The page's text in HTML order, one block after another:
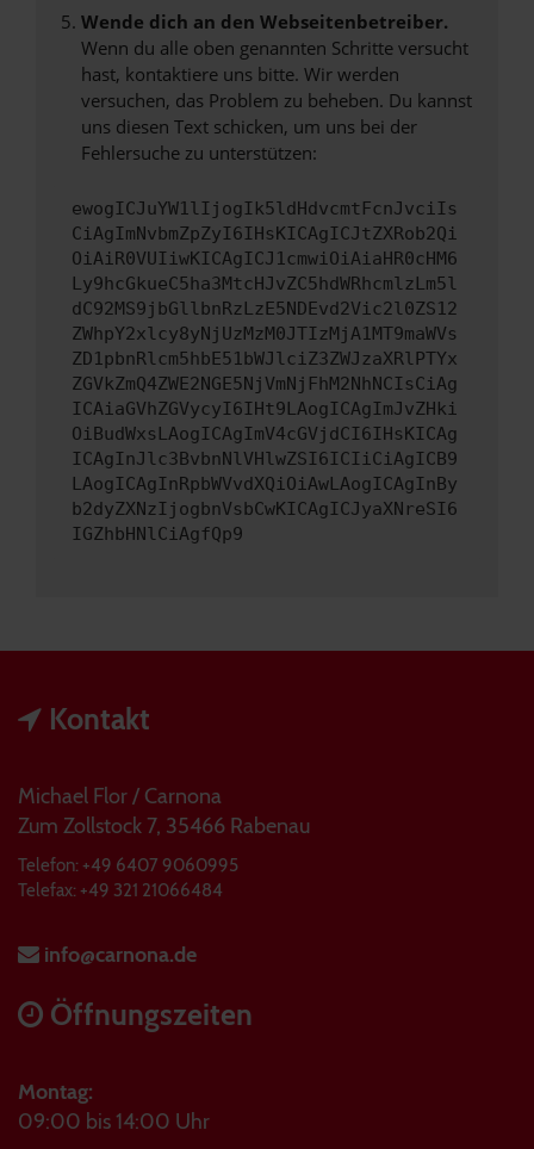
Wende dich an den Webseitenbetreiber.
Wenn du alle oben genannten Schritte versucht
hast, kontaktiere uns bitte. Wir werden
versuchen, das Problem zu beheben. Du kannst
uns diesen Text schicken, um uns bei der
Fehlersuche zu unterstützen:
ewogICJuYW1lIjogIk5ldHdvcmtFcnJvciIs
CiAgImNvbmZpZyI6IHsKICAgICJtZXRob2Qi
OiAiR0VUIiwKICAgICJ1cmwiOiAiaHR0cHM6
Ly9hcGkueC5ha3MtcHJvZC5hdWRhcmlzLm5l
dC92MS9jbGllbnRzLzE5NDEvd2Vic2l0ZS12
ZWhpY2xlcy8yNjUzMzM0JTIzMjA1MT9maWVs
ZD1pbnRlcm5hbE51bWJlciZ3ZWJzaXRlPTYx
ZGVkZmQ4ZWE2NGE5NjVmNjFhM2NhNCIsCiAg
ICAiaGVhZGVycyI6IHt9LAogICAgImJvZHki
OiBudWxsLAogICAgImV4cGVjdCI6IHsKICAg
ICAgInJlc3BvbnNlVHlwZSI6ICIiCiAgICB9
LAogICAgInRpbWVvdXQiOiAwLAogICAgInBy
b2dyZXNzIjogbnVsbCwKICAgICJyaXNreSI6
IGZhbHNlCiAgfQp9
Kontakt
Michael Flor / Carnona
Zum Zollstock 7, 35466 Rabenau
Telefon: +49 6407 9060995
Telefax: +49 321 21066484
info@carnona.de
Öffnungszeiten
Montag:
09:00 bis 14:00 Uhr